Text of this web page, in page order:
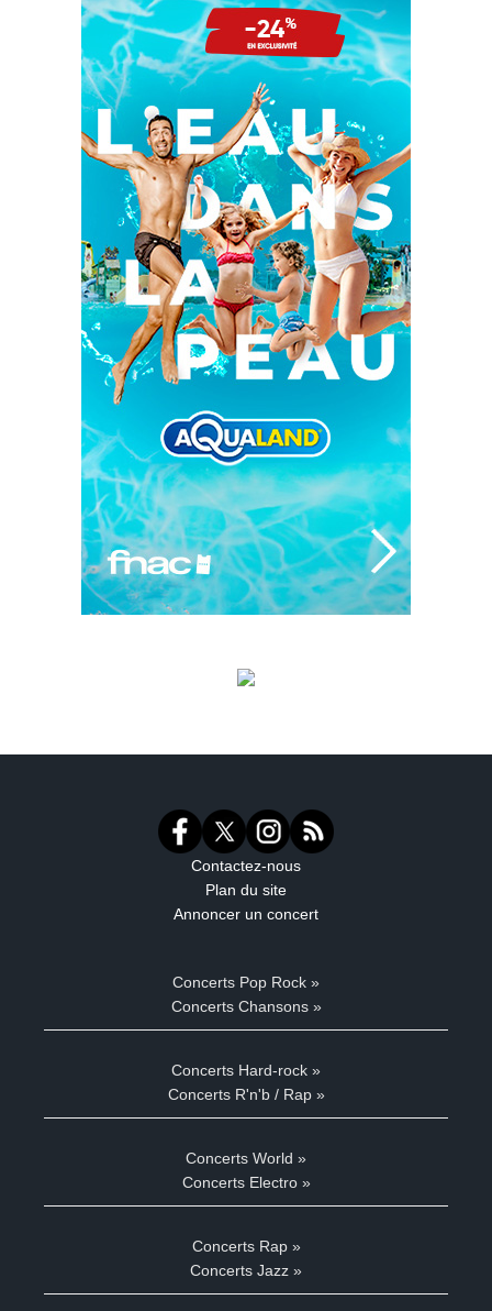
Contactez-nous
Plan du site
Annoncer un concert
Concerts Pop Rock »
Concerts Chansons »
Concerts Hard-rock »
Concerts R'n'b / Rap »
Concerts World »
Concerts Electro »
Concerts Rap »
Concerts Jazz »